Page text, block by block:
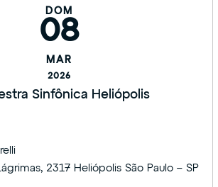
DOM
08
MAR
2026
Sinfônica Heliópolis
2317 Heliópolis São Paulo – SP